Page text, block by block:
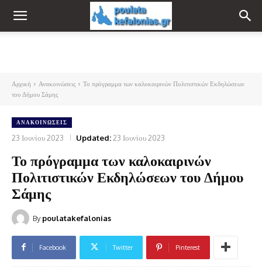
Αρχική Ανακοινώσεις
Το πρόγραμμα των καλοκαιρινών Πολιτιστικών Εκδηλώσεων
του Δήμου Σάμης
ΑΝΑΚΟΙΝΏΣΕΙΣ
23 Ιουνίου 2023 Updated:23 Ιουνίου 2023
Το πρόγραμμα των καλοκαιρινών
Πολιτιστικών Εκδηλώσεων του Δήμου
Σάμης
By poulatakefalonias
Facebook Twitter Pinterest